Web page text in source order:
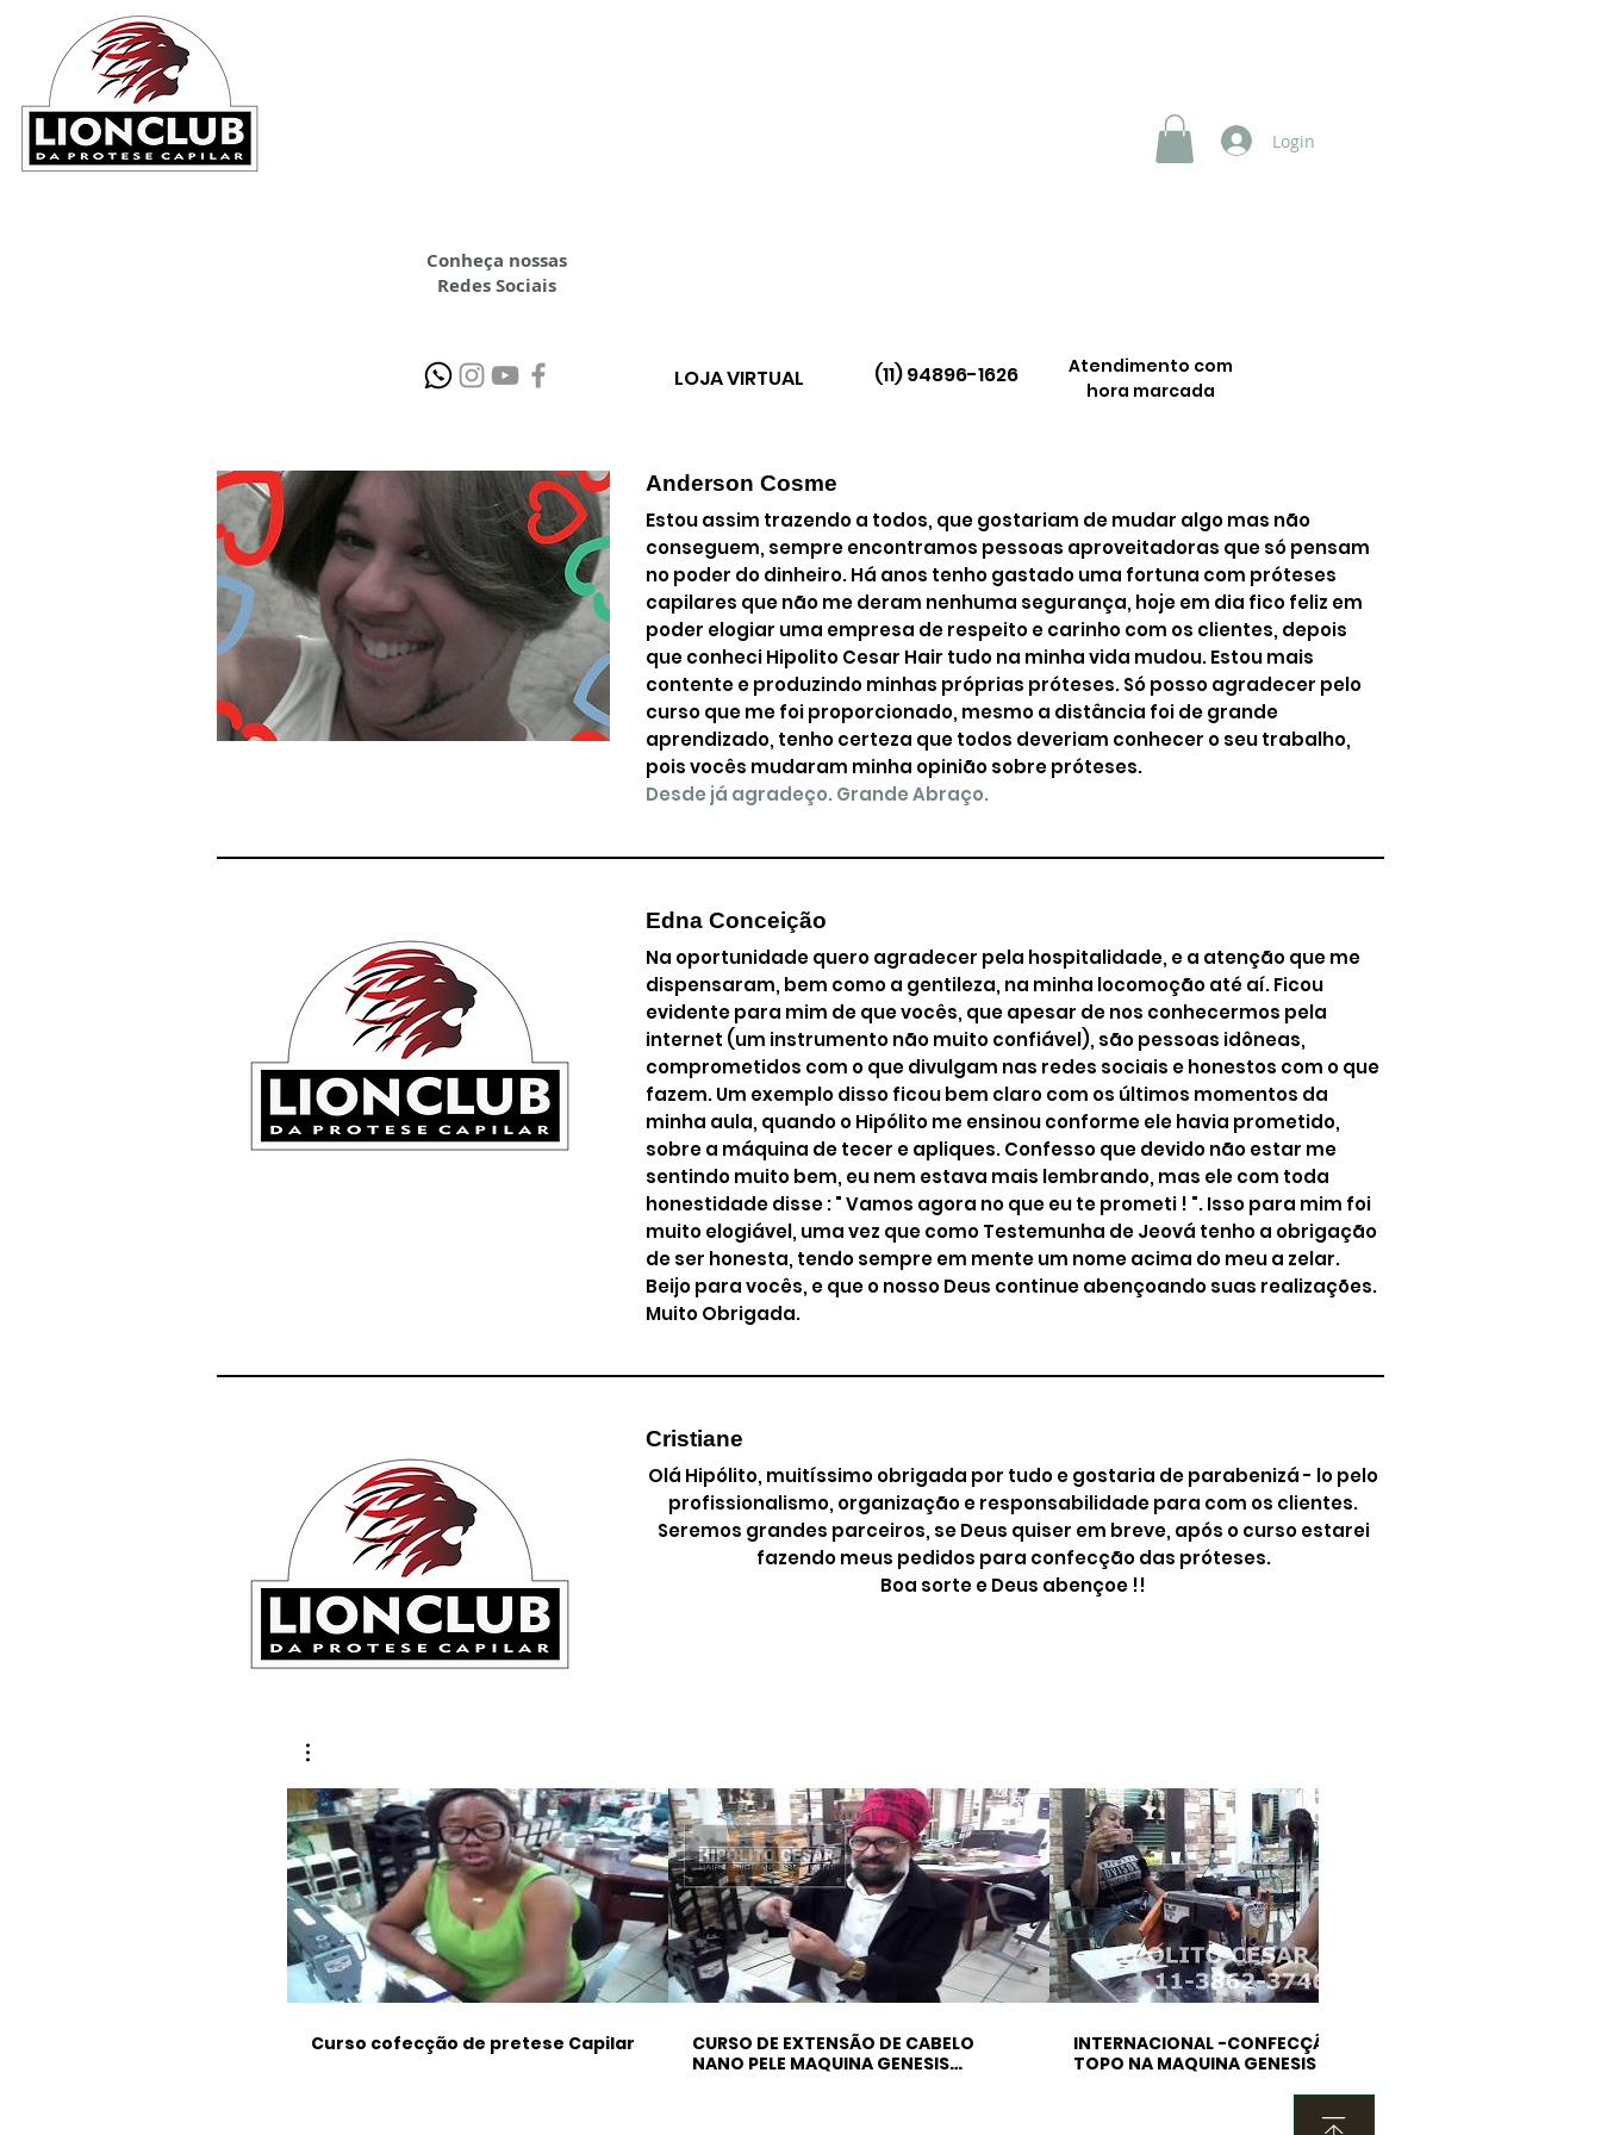
Login
Conheça nossas
Redes Sociais
LOJA VIRTUAL (11) 94896-1626
Atendimento com
hora marcada
Anderson Cosme
Estou assim trazendo a todos, que gostariam de mudar algo mas não
conseguem, sempre encontramos pessoas aproveitadoras que só pensam
no poder do dinheiro. Há anos tenho gastado uma fortuna com próteses
capilares que não me deram nenhuma segurança, hoje em dia fico feliz em
poder elogiar uma empresa de respeito e carinho com os clientes, depois
que conheci Hipolito Cesar Hair tudo na minha vida mudou. Estou mais
contente e produzindo minhas próprias próteses. Só posso agradecer pelo
curso que me foi proporcionado, mesmo a distância foi de grande
aprendizado, tenho certeza que todos deveriam conhecer o seu trabalho,
pois vocês mudaram minha opinião sobre próteses.
Desde já agradeço. Grande Abraço.
Edna Conceição
Na oportunidade quero agradecer pela hospitalidade, e a atenção que me
dispensaram, bem como a gentileza, na minha locomoção até aí. Ficou
evidente para mim de que vocês, que apesar de nos conhecermos pela
internet (um instrumento não muito confiável), são pessoas idôneas,
comprometidos com o que divulgam nas redes sociais e honestos com o que
fazem. Um exemplo disso ficou bem claro com os últimos momentos da
minha aula, quando o Hipólito me ensinou conforme ele havia prometido,
sobre a máquina de tecer e apliques. Confesso que devido não estar me
sentindo muito bem, eu nem estava mais lembrando, mas ele com toda
honestidade disse : " Vamos agora no que eu te prometi ! ". Isso para mim foi
muito elogiável, uma vez que como Testemunha de Jeová tenho a obrigação
de ser honesta, tendo sempre em mente um nome acima do meu a zelar.
Beijo para vocês, e que o nosso Deus continue abençoando suas realizações.
Muito Obrigada.
Cristiane
Olá Hipólito, muitíssimo obrigada por tudo e gostaria de parabenizá - lo pelo
profissionalismo, organização e responsabilidade para com os clientes.
Seremos grandes parceiros, se Deus quiser em breve, após o curso estarei
fazendo meus pedidos para confecção das próteses.
Boa sorte e Deus abençoe !!
Curso cofecção de pretese Capilar
CURSO DE EXTENSÃO DE CABELO
NANO PELE MAQUINA GENESIS
INTERNACIONAL -CONFECÇÃO DE
TOPO NA MAQUINA GENESIS